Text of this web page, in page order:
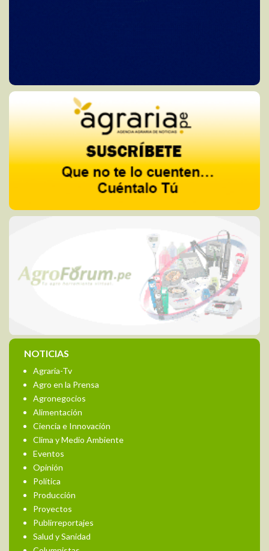
NOTICIAS
Agraria-Tv
Agro en la Prensa
Agronegocios
Alimentación
Ciencia e Innovación
Clima y Medio Ambiente
Eventos
Opinión
Política
Producción
Proyectos
Publirreportajes
Salud y Sanidad